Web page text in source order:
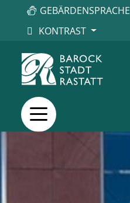
GEBÄRDENSPRACHE
KONTRAST